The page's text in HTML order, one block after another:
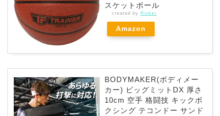
スケットボール
created by Rinker
Amazon
BODYMAKER(ボディメー
カー) ビッグミットDX 厚さ
10cm 空手 格闘技 キックボ
クシング テコンドー サンド